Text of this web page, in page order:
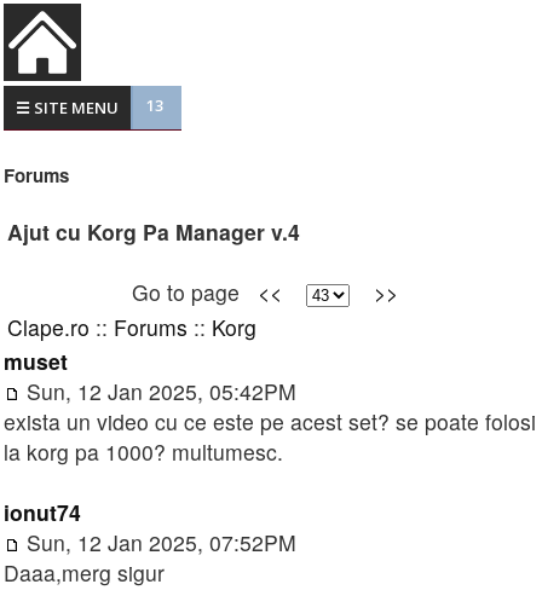
☰ SITE MENU 13
Forums
Ajut cu Korg Pa Manager v.4
Go to page
<<
>>
Clape.ro :: Forums :: Korg
muset
Sun, 12 Jan 2025, 05:42PM
exista un video cu ce este pe acest set? se poate folosi
la korg pa 1000? multumesc.
ionut74
Sun, 12 Jan 2025, 07:52PM
Daaa,merg sigur